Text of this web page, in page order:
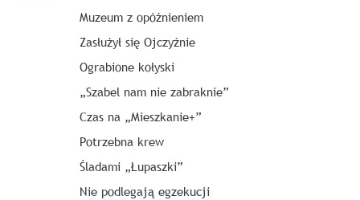
Muzeum z opóźnieniem
Zasłużył się Ojczyźnie
Ograbione kołyski
„Szabel nam nie zabraknie”
Czas na „Mieszkanie+”
Potrzebna krew
Śladami „Łupaszki”
Nie podlegają egzekucji